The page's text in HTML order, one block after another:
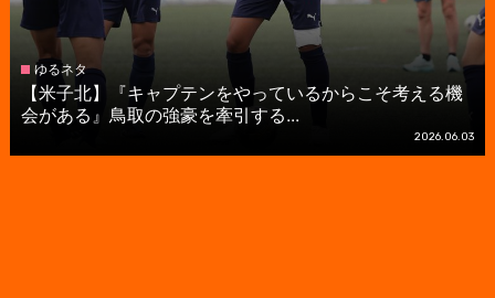
ゆるネタ
【米子北】『キャプテンをやっているからこそ考える機
会がある』鳥取の強豪を牽引する...
2026.06.03